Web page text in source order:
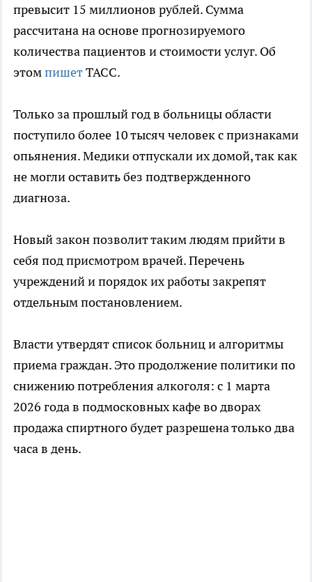
превысит 15 миллионов рублей. Сумма
рассчитана на основе прогнозируемого
количества пациентов и стоимости услуг. Об
этомпишетТАСС.
Только за прошлый год в больницы области
поступило более 10 тысяч человек с признаками
опьянения. Медики отпускали их домой, так как
не могли оставить без подтвержденного
диагноза.
Новый закон позволит таким людям прийти в
себя под присмотром врачей. Перечень
учреждений и порядок их работы закрепят
отдельным постановлением.
Власти утвердят список больниц и алгоритмы
приема граждан. Это продолжение политики по
снижению потребления алкоголя: с 1 марта
2026 года в подмосковных кафе во дворах
продажа спиртного будет разрешена только два
часа в день.